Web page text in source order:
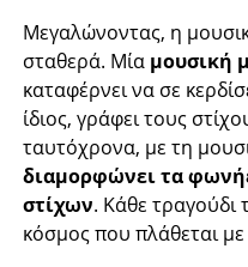
Μεγαλώνοντας, η
σταθερά. Μία μουσική
καταφέρνει να σε
ίδιος, γράφει τους
ταυτόχρονα, με τη
διαμορφώνει τα
στίχων. Κάθε τραγούδι
κόσμος που πλάθεται με